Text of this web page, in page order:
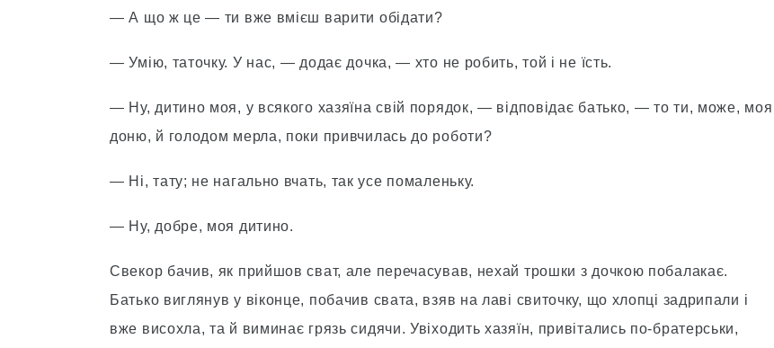
— А що ж це — ти вже вмієш варити обідати?
— Умію, таточку. У нас, — додає дочка, — хто не робить, той і не їсть.
— Ну, дитино моя, у всякого хазяїна свій порядок, — відповідає батько, — то ти, може, моя
доню, й голодом мерла, поки привчилась до роботи?
— Ні, тату; не нагально вчать, так усе помаленьку.
— Ну, добре, моя дитино.
Свекор бачив, як прийшов сват, але перечасував, нехай трошки з дочкою побалакає.
Батько виглянув у віконце, побачив свата, взяв на лаві свиточку, що хлопці задрипали і
вже висохла, та й виминає грязь сидячи. Увіходить хазяїн, привітались по-братерськи,